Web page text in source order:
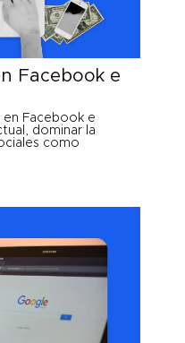
Facebook e
en Facebook e
dominar la
como